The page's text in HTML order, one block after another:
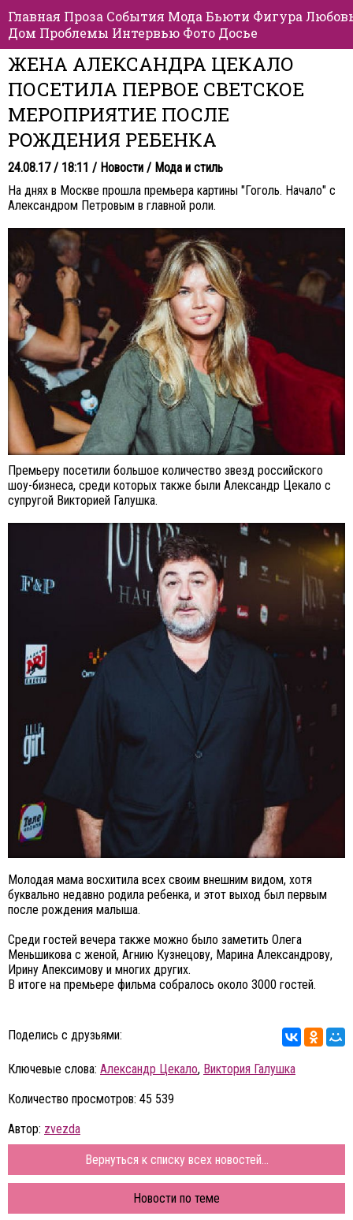
Главная Проза События Мода Бьюти Фигура
Дом Проблемы Интервью Фото Досье
ЖЕНА АЛЕКСАНДРА ЦЕКАЛО
ПОСЕТИЛА ПЕРВОЕ СВЕТСКОЕ
МЕРОПРИЯТИЕ ПОСЛЕ
РОЖДЕНИЯ РЕБЕНКА
24.08.17 / 18:11 / Новости / Мода и стиль
На днях в Москве прошла премьера картины "Гоголь. Начало" с
Александром Петровым в главной роли.
Премьеру посетили большое количество звезд российского
шоу-бизнеса, среди которых также были Александр Цекало с
супругой Викторией Галушка.
Молодая мама восхитила всех своим внешним видом, хотя
буквально недавно родила ребенка, и этот выход был первым
после рождения малыша.
Среди гостей вечера также можно было заметить Олега
Меньшикова с женой, Агнию Кузнецову, Марина Александрову,
Ирину Апексимову и многих других.
В итоге на премьере фильма собралось около 3000 гостей.
Поделись с друзьями:
Ключевые слова: Александр Цекало, Виктория Галушка
Количество просмотров: 45 539
Автор: zvezda
Вернуться к списку всех новостей...
Новости по теме